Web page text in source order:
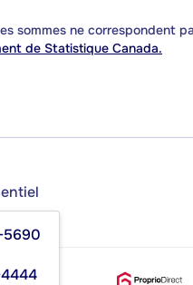
sommes ne correspondent
de Statistique Canada.
5690